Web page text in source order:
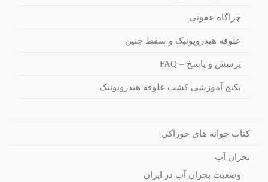
چراگاه عفونی
علوفه هیدروپونیک و سقط جنین
پرسش و پاسخ – FAQ
پکیج آموزشی کشت علوفه هیدروپونیک
کتاب جوانه های خوراکی
بحران آب
وضعیت بحران آب در ایران